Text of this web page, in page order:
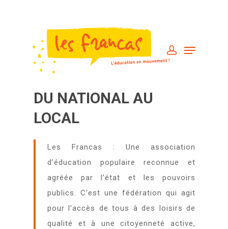
DU NATIONAL AU
LOCAL
Les Francas : Une association
d’éducation populaire reconnue et
agréée par l’état et les pouvoirs
publics. C’est une fédération qui agit
pour l’accès de tous à des loisirs de
qualité et à une citoyenneté active,